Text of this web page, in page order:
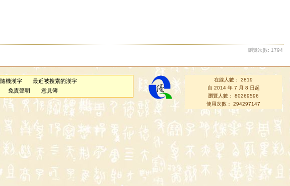
瀏覽次數: 1794
隨機漢字
最近被搜索的漢字
免責聲明 意見簿
在線人數： 2819
自 2014 年 7 月 8 日起
瀏覽人數： 80269596
使用次數： 294297147